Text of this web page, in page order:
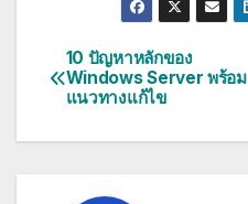
แนะแนว
เรื่อง
10 ปัญหาหลักของ
Windows Server พร้อม
แนวทางแก้ไข